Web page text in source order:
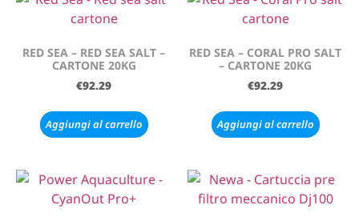
RED SEA – RED SEA SALT –
CARTONE 20KG
€92.29
Aggiungi al carrello
RED SEA – CORAL PRO SALT
– CARTONE 20KG
€92.29
Aggiungi al carrello